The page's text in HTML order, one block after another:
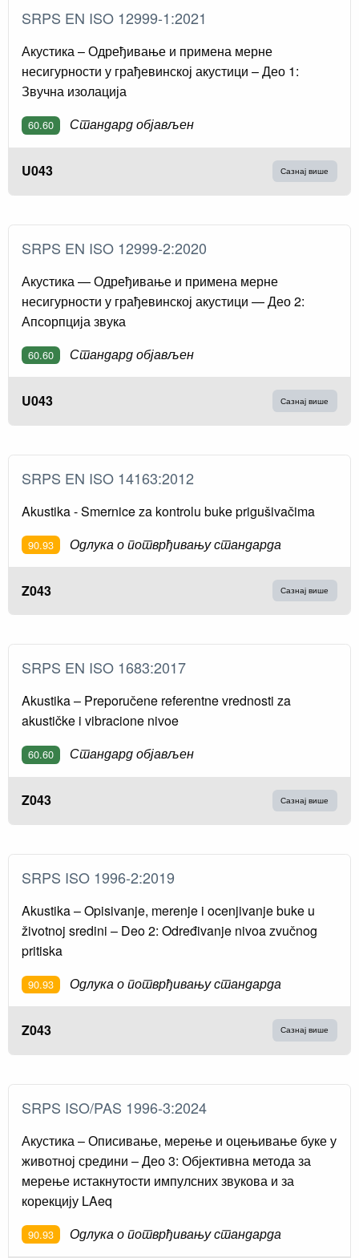
SRPS EN ISO 12999-1:2021
Акустика – Одређивање и примена мерне
несигурности у грађевинској акустици – Део 1:
Звучна изолација
60.60 Стандард објављен
U043 Сазнај више
SRPS EN ISO 12999-2:2020
Акустика — Одређивање и примена мерне
несигурности у грађевинској акустици — Део 2:
Апсорпција звука
60.60 Стандард објављен
U043 Сазнај више
SRPS EN ISO 14163:2012
Akustika - Smernice za kontrolu buke prigušivačima
90.93 Одлука о потврђивању стандарда
Z043 Сазнај више
SRPS EN ISO 1683:2017
Akustika – Preporučene referentne vrednosti za
akustičke i vibracione nivoe
60.60 Стандард објављен
Z043 Сазнај више
SRPS ISO 1996-2:2019
Akustika – Opisivanje, merenje i ocenjivanje buke u
životnoj sredini – Deo 2: Određivanje nivoa zvučnog
pritiska
90.93 Одлука о потврђивању стандарда
Z043 Сазнај више
SRPS ISO/PAS 1996-3:2024
Акустика – Описивање, мерење и оцењивање буке у
животној средини – Део 3: Објективна метода за
мерење истакнутости импулсних звукова и за
корекцију LAeq
90.93 Одлука о потврђивању стандарда